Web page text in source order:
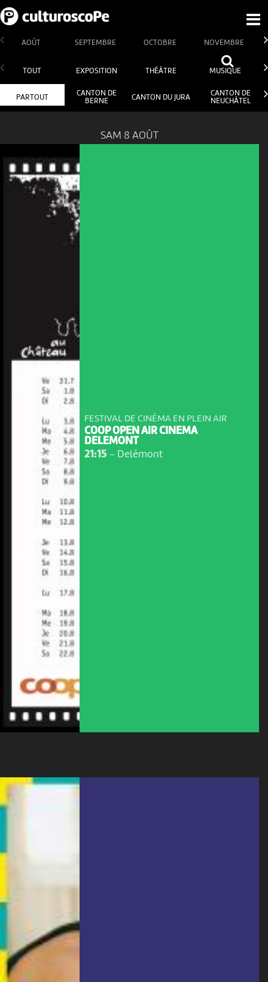
AOÛT SEPTEMBRE OCTOBRE NOVEMBRE
TOUT EXPOSITION THÉÂTRE MUSIQUE
PARTOUT
CANTON DE
BERNE
CANTON DU JURA
CANTON DE
NEUCHÂTEL
SAM 8 AOÛT
FESTIVAL DE CINÉMA EN PLEIN AIR
COOP OPEN AIR CINEMA
DELEMONT
21:15 - Delémont